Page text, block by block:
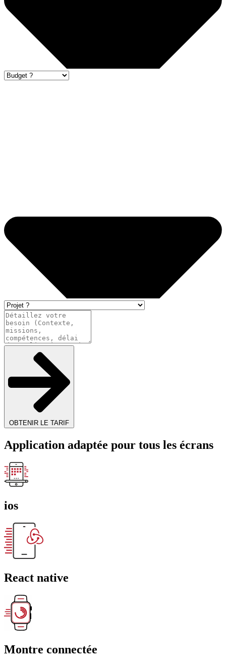
OBTENIR LE TARIF
Application adaptée pour tous les écrans
ios
React native
Montre connectée